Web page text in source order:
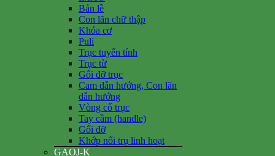
Bản lề
Con lăn chữ thập
Khóa cơ
Puli
Trục tuyến tính
Trục từ
Gối đỡ trục
Cam dẫn hướng, Con lăn
dẫn hướng
Vòng cổ trục
Tay cầm (handle)
Gối đỡ
Khớp nối trụ linh hoạt
GAOJ-K